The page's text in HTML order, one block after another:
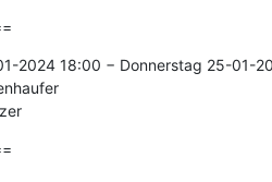
2024 18:00 − Donnerstag 25-01-